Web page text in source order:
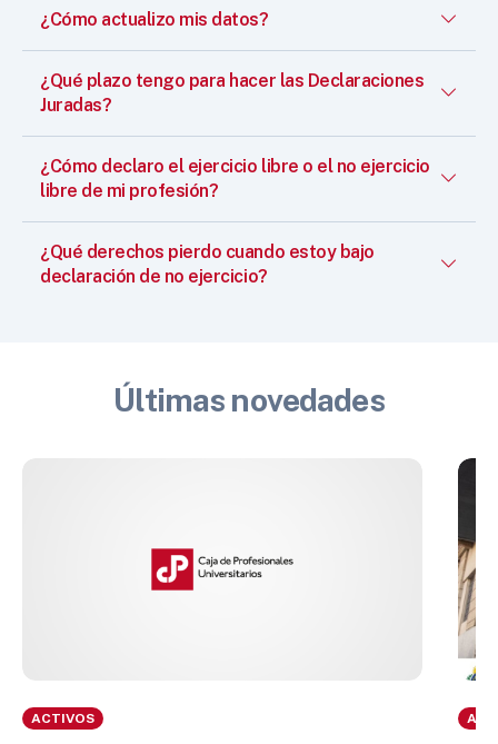
¿Cómo actualizo mis datos?
¿Qué plazo tengo para hacer las Declaraciones
Juradas?
¿Cómo declaro el ejercicio libre o el no ejercicio
libre de mi profesión?
¿Qué derechos pierdo cuando estoy bajo
declaración de no ejercicio?
Últimas novedades
ACTIVOS